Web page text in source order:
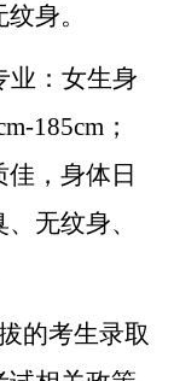
身。
业：女生身
185cm；
，身体日
无纹身、
的考生录取